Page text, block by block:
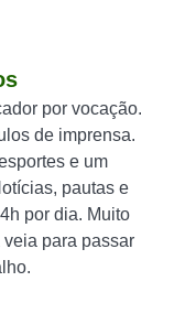
por vocação.
de imprensa.
e um
pautas e
por dia. Muito
para passar